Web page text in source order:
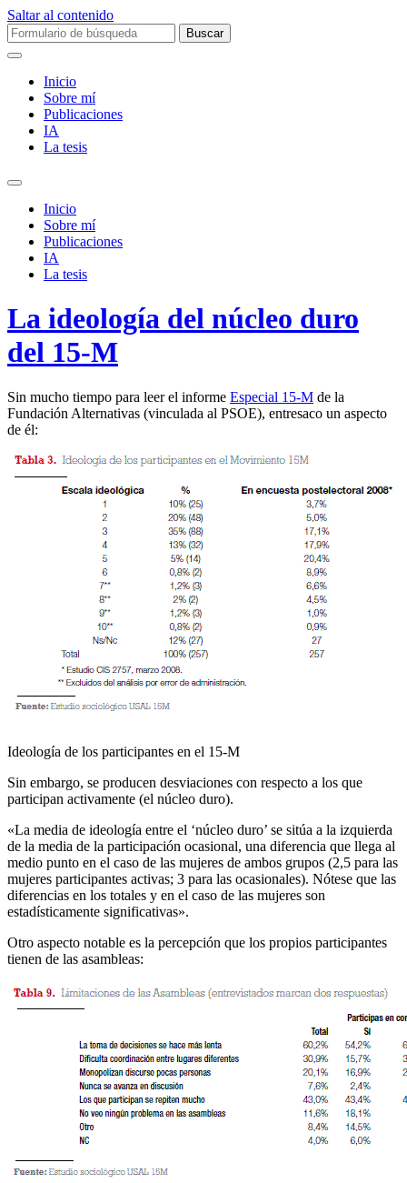
Saltar al contenido
Buscar:
Inicio
Sobre mí­
Publicaciones
IA
La tesis
Alternar
campo
búsqueda
Inicio
Sobre mí­
Publicaciones
IA
La tesis
La ideología del núcleo duro
del 15-M
Sin mucho tiempo para leer el informe Especial 15-M de la
Fundación Alternativas (vinculada al PSOE), entresaco un aspecto
de él:
Ideología de los participantes en el 15-M
Sin embargo, se producen desviaciones con respecto a los que
participan activamente (el núcleo duro).
«La media de ideología entre el ‘núcleo duro’ se sitúa a la izquierda
de la media de la participación ocasional, una diferencia que llega al
medio punto en el caso de las mujeres de ambos grupos (2,5 para las
mujeres participantes activas; 3 para las ocasionales). Nótese que las
diferencias en los totales y en el caso de las mujeres son
estadísticamente significativas».
Otro aspecto notable es la percepción que los propios participantes
tienen de las asambleas: